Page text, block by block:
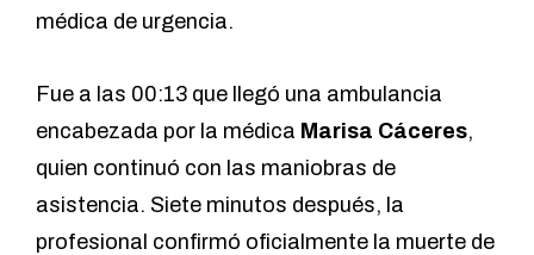
médica de urgencia.
Fue a las 00:13 que llegó una ambulancia
encabezada por la médica Marisa Cáceres,
quien continuó con las maniobras de
asistencia. Siete minutos después, la
profesional confirmó oficialmente la muerte de